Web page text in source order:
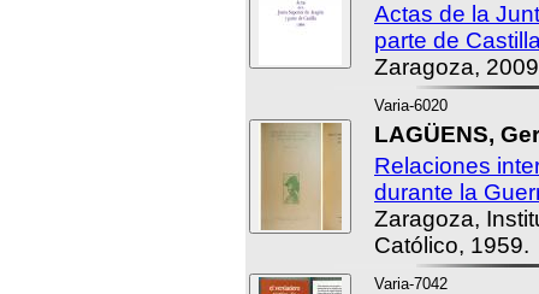
Actas de la
parte de
Zaragoza,
Varia-6020
LAGÜENS,
Relaciones
durante la
Zaragoza,
Católico, 1959.
Varia-7042